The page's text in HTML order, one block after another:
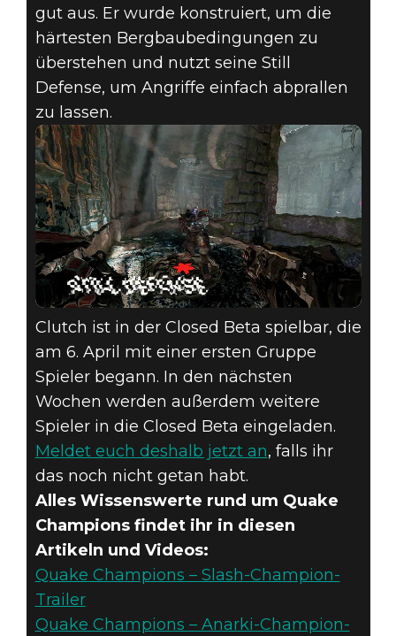
gut aus. Er wurde konstruiert, um die
härtesten Bergbaubedingungen zu
überstehen und nutzt seine Still
Defense, um Angriffe einfach abprallen
zu lassen.
Clutch ist in der Closed Beta spielbar, die
am 6. April mit einer ersten Gruppe
Spieler begann. In den nächsten
Wochen werden außerdem weitere
Spieler in die Closed Beta eingeladen.
Meldet euch deshalb jetzt an, falls ihr
das noch nicht getan habt.
Alles Wissenswerte rund um Quake
Champions findet ihr in diesen
Artikeln und Videos:
Quake Champions – Slash-Champion-
Trailer
Quake Champions – Anarki-Champion-